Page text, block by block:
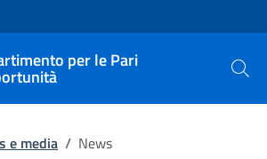
sito
per le Pari
Cerca
e media / News